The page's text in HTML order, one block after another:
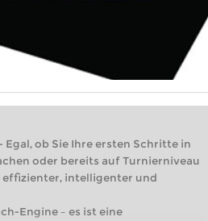
ob Sie Ihre ersten Schritte in
oder bereits auf Turnierniveau
effizienter, intelligenter und
Engine – es ist eine